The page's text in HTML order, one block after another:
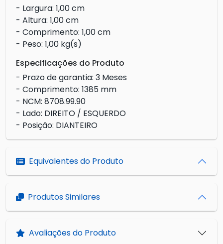
- Largura: 1,00 cm
- Altura: 1,00 cm
- Comprimento: 1,00 cm
- Peso: 1,00 kg(s)
Especificações do Produto
- Prazo de garantia: 3 Meses
- Comprimento: 1385 mm
- NCM: 8708.99.90
- Lado: DIREITO / ESQUERDO
- Posição: DIANTEIRO
Equivalentes do Produto
Produtos Similares
Avaliações do Produto